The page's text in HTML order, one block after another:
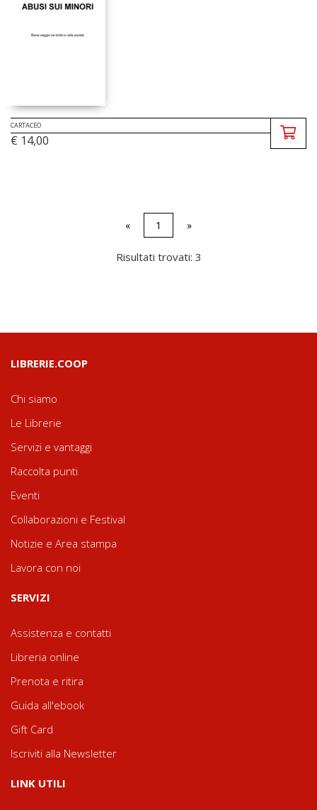
CARTACEO
€ 14,00
« 1 »
Risultati trovati: 3
LIBRERIE.COOP
Chi siamo
Le Librerie
Servizi e vantaggi
Raccolta punti
Eventi
Collaborazioni e Festival
Notizie e Area stampa
Lavora con noi
SERVIZI
Assistenza e contatti
Libreria online
Prenota e ritira
Guida all'ebook
Gift Card
Iscriviti alla Newsletter
LINK UTILI